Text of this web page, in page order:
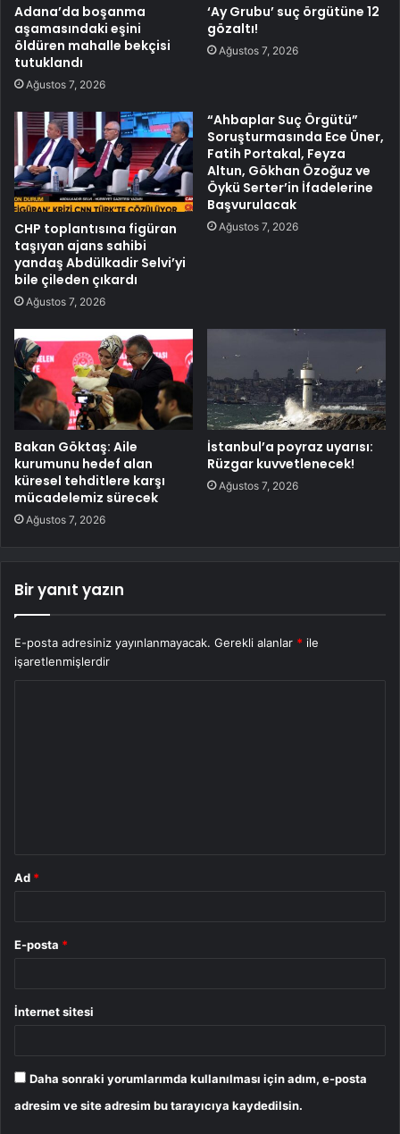
Adana’da boşanma
aşamasındaki eşini
öldüren mahalle bekçisi
tutuklandı
Ağustos 7, 2026
‘Ay Grubu’ suç örgütüne 12
gözaltı!
Ağustos 7, 2026
CHP toplantısına figüran
taşıyan ajans sahibi
yandaş Abdülkadir Selvi’yi
bile çileden çıkardı
Ağustos 7, 2026
“Ahbaplar Suç Örgütü”
Soruşturmasında Ece Üner,
Fatih Portakal, Feyza
Altun, Gökhan Özoğuz ve
Öykü Serter’in İfadelerine
Başvurulacak
Ağustos 7, 2026
Bakan Göktaş: Aile
kurumunu hedef alan
küresel tehditlere karşı
mücadelemiz sürecek
Ağustos 7, 2026
İstanbul’a poyraz uyarısı:
Rüzgar kuvvetlenecek!
Ağustos 7, 2026
Bir yanıt yazın
E-posta adresiniz yayınlanmayacak. Gerekli alanlar * ile
işaretlenmişlerdir
Ad *
E-posta *
İnternet sitesi
Daha sonraki yorumlarımda kullanılması için adım, e-posta
adresim ve site adresim bu tarayıcıya kaydedilsin.